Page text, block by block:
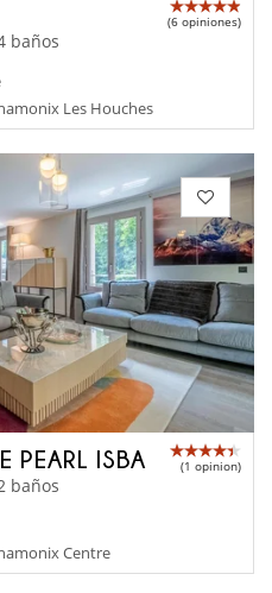
(6 opiniones)
baños
Les Houches
PEARL ISBA (1 opinion)
baños
Centre